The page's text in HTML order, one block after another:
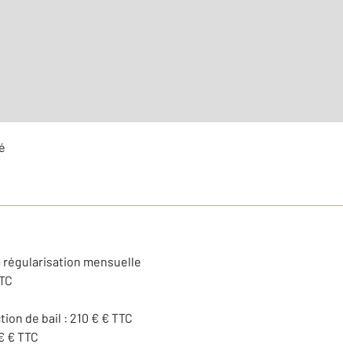
régularisation mensuelle
de bail : 210 € € TTC
€ TTC